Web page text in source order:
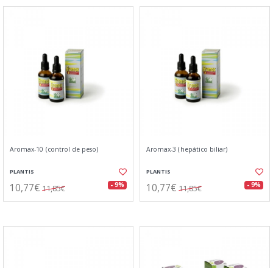
Aromax-10 (control de peso)
PLANTIS
10,77€ 11,85€ - 9%
Aromax-3 (hepático biliar)
PLANTIS
10,77€ 11,85€ - 9%